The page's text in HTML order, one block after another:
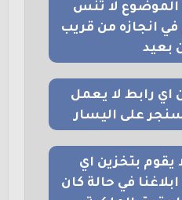
انجازه من قريب
بعيد
اي رابط لا يعمل
على اليسار
يقوم بتخزين اي
في حالة كان
الملكية